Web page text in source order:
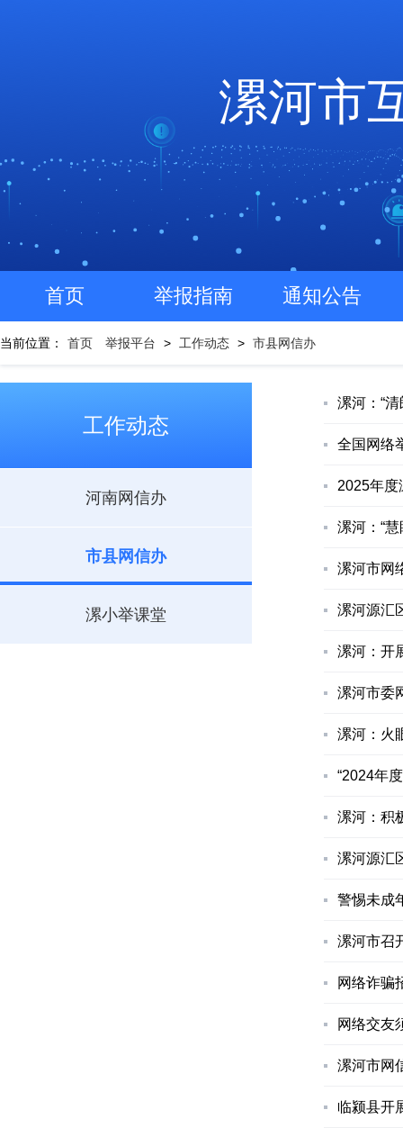
漯河市
首页 举报指南 通知公告
当前位置： 首页 举报平台 > 工作动态 > 市县网信办
工作动态
河南网信办
市县网信办
漯小举课堂
漯河：“
全国网络
2025年度
漯河：“
漯河市网
漯河源汇
漯河：开
漯河市委
漯河：火
“2024年
漯河：积
漯河源汇
警惕未成
漯河市召
网络诈骗
网络交友
漯河市网
临颍县开